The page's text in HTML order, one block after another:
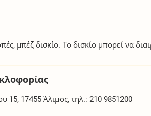
μπέζ δισκίο. Το δισκίο μπορεί να
15, 17455 Άλιμος, τηλ.: 210 9851200